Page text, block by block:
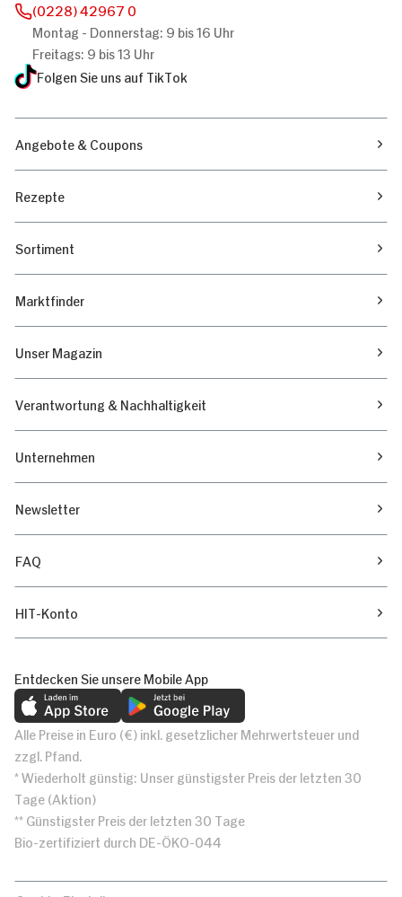
(0228) 42967 0
Montag - Donnerstag: 9 bis 16 Uhr
Freitags: 9 bis 13 Uhr
Folgen Sie uns auf TikTok
Angebote & Coupons
Rezepte
Sortiment
Marktfinder
Unser Magazin
Verantwortung & Nachhaltigkeit
Unternehmen
Newsletter
FAQ
HIT-Konto
Entdecken Sie unsere Mobile App
Alle Preise in Euro (€) inkl. gesetzlicher Mehrwertsteuer und
zzgl. Pfand.
* Wiederholt günstig: Unser günstigster Preis der letzten 30
Tage (Aktion)
** Günstigster Preis der letzten 30 Tage
Bio-zertifiziert durch DE-ÖKO-044